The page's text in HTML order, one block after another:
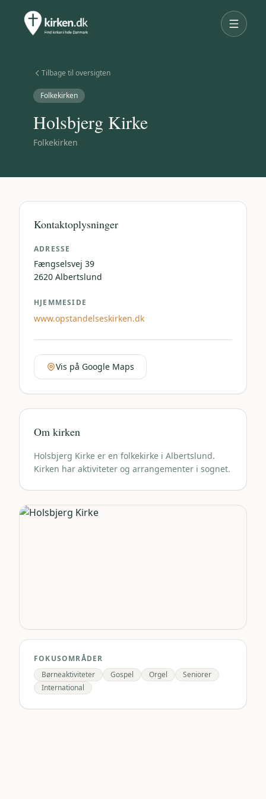
Tilbage til oversigten
Folkekirken
Holsbjerg Kirke
Folkekirken
Kontaktoplysninger
ADRESSE
Fængselsvej 39
2620 Albertslund
HJEMMESIDE
www.opstandelseskirken.dk
Vis på Google Maps
Om kirken
Holsbjerg Kirke er en folkekirke i Albertslund.
Kirken har aktiviteter og arrangementer i sognet.
FOKUSOMRÅDER
Børneaktiviteter
Gospel Orgel
Seniorer
International